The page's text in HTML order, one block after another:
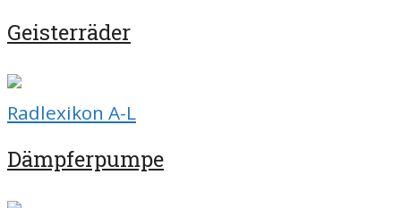
Geisterräder
Radlexikon A-L
Dämpferpumpe